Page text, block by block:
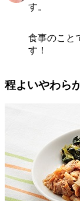
す。
食事のこと
す！
程よいやわら